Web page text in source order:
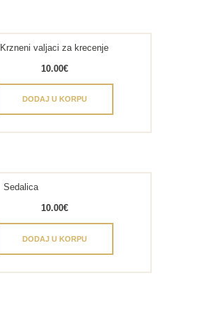
Krzneni valjaci za krecenje
10.00€
DODAJ U KORPU
Sedalica
10.00€
DODAJ U KORPU